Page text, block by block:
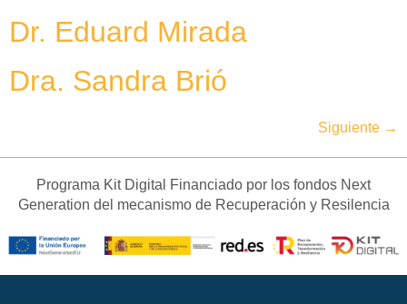
Dr. Eduard Mirada
Dra. Sandra Brió
Siguiente →
Programa Kit Digital Financiado por los fondos Next
Generation del mecanismo de Recuperación y Resilencia